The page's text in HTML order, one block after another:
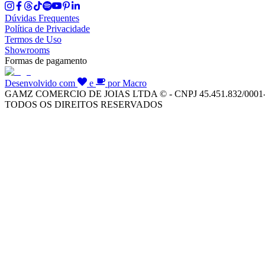
Dúvidas Frequentes
Política de Privacidade
Termos de Uso
Showrooms
Formas de pagamento
Desenvolvido com e
por Macro
GAMZ COMERCIO DE JOIAS LTDA © - CNPJ 45.451.832/
TODOS OS DIREITOS RESERVADOS